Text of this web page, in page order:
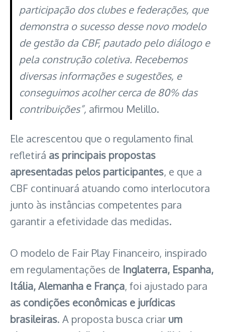
participação dos clubes e federações, que
demonstra o sucesso desse novo modelo
de gestão da CBF, pautado pelo diálogo e
pela construção coletiva. Recebemos
diversas informações e sugestões, e
conseguimos acolher cerca de 80% das
contribuições”, afirmou Melillo.
Ele acrescentou que o regulamento final
refletirá as principais propostas
apresentadas pelos participantes, e que a
CBF continuará atuando como interlocutora
junto às instâncias competentes para
garantir a efetividade das medidas.
O modelo de Fair Play Financeiro, inspirado
em regulamentações de Inglaterra, Espanha,
Itália, Alemanha e França, foi ajustado para
as condições econômicas e jurídicas
brasileiras. A proposta busca criar um